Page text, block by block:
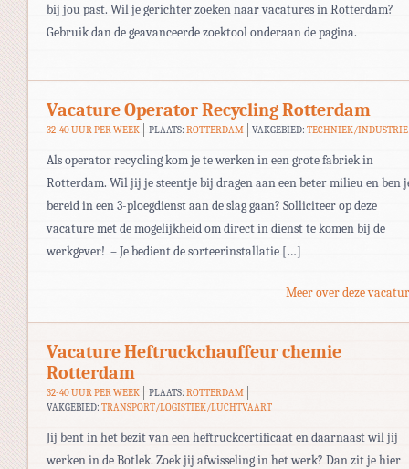
bij jou past. Wil je gerichter zoeken naar vacatures in Rotterdam?
Gebruik dan de geavanceerde zoektool onderaan de pagina.
Vacature Operator Recycling Rotterdam
32-40 UUR PER WEEK PLAATS: ROTTERDAM VAKGEBIED:TECHNIEK/INDUSTRIE
Als operator recycling kom je te werken in een grote fabriek in
Rotterdam. Wil jij je steentje bij dragen aan een beter milieu en ben
bereid in een 3-ploegdienst aan de slag gaan? Solliciteer op deze
vacature met de mogelijkheid om direct in dienst te komen bij de
werkgever! – Je bedient de sorteerinstallatie […]
Meer over deze
Vacature Heftruckchauffeur chemie
Rotterdam
32-40 UUR PER WEEK PLAATS: ROTTERDAM
VAKGEBIED: TRANSPORT/LOGISTIEK/LUCHTVAART
Jij bent in het bezit van een heftruckcertificaat en daarnaast wil jij
werken in de Botlek. Zoek jij afwisseling in het werk? Dan zit je hier